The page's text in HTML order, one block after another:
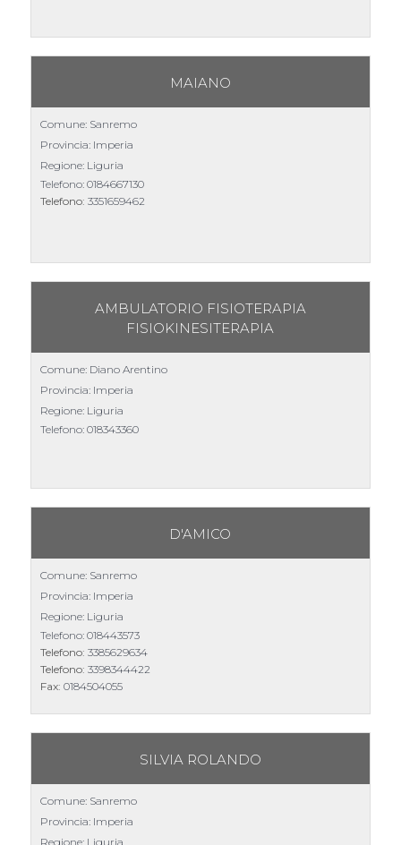
MAIANO
Comune: Sanremo
Provincia: Imperia
Regione: Liguria
Telefono: 0184667130
Telefono: 3351659462
AMBULATORIO FISIOTERAPIA
FISIOKINESITERAPIA
Comune: Diano Arentino
Provincia: Imperia
Regione: Liguria
Telefono: 018343360
D'AMICO
Comune: Sanremo
Provincia: Imperia
Regione: Liguria
Telefono: 018443573
Telefono: 3385629634
Telefono: 3398344422
Fax: 0184504055
SILVIA ROLANDO
Comune: Sanremo
Provincia: Imperia
Regione: Liguria